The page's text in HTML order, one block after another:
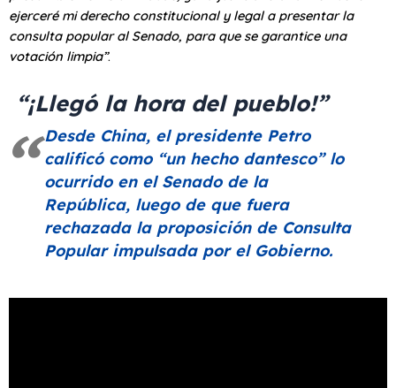
ejerceré mi derecho constitucional y legal a presentar la
consulta popular al Senado, para que se garantice una
votación limpia”.
“¡Llegó la hora del pueblo!”
Desde China, el presidente Petro
calificó como “un hecho dantesco”lo
ocurrido en el Senado de la
República, luego de que fuera
rechazada la proposición de Consulta
Popular impulsada por el Gobierno.